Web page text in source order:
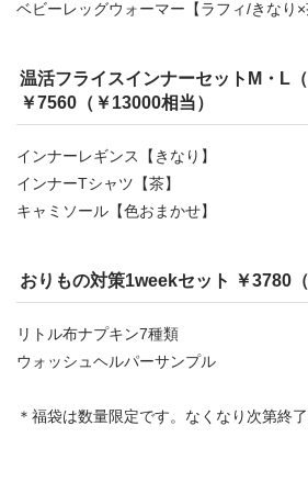
ベビーレッグウォーマー【ラフィ/きなり×
温活フライスインナーセットM・L（
￥7560（￥13000相当）
インナーレギンス【きなり】
インナーTシャツ【茶】
キャミソール【色おまかせ】
おりもの対策1weekセット ￥3780（
リトル布ナプキン7種類
ウォッシュヘルパーサンプル
＊福袋は数量限定です。なくなり次第終了